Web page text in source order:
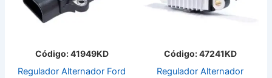
Código: 41949KD
Regulador Alternador Ford
Código: 47241KD
Regulador Alternador